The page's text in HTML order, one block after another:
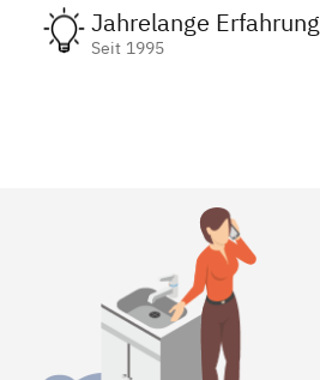
Jahrelange Erfahrung
Seit 1995